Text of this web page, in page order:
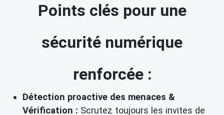
Points clés pour une
sécurité numérique
renforcée :
Détection proactive des menaces &
Vérification : Scrutez toujours les invites de